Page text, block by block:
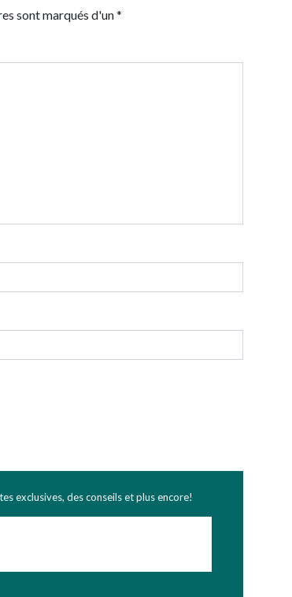
sont marqués d'un *
exclusives, des conseils et plus encore!